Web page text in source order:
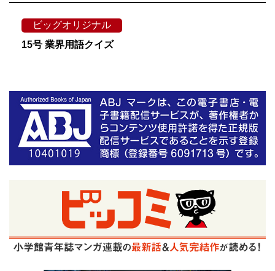
ビッグオリジナル
15号 業界用語クイズ